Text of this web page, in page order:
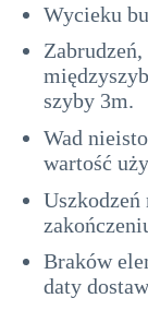
Wycieku
szyby 3m.
Wad
wartość
Uszkodzeń
Braków
daty